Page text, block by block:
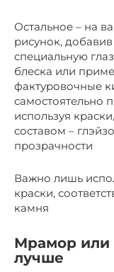
Остальное – на
рисунок,
специальную
блеска или
фактуровочные
самостоятельно
используя
составом –
прозрачности
Важно лишь
краски,
камня
Мрамор или
лучше